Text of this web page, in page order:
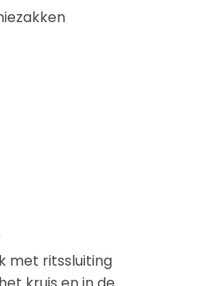
met ritssluiting